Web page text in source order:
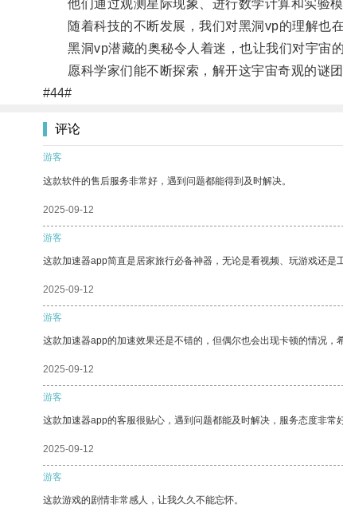
他们通过观测星际现象、进行数学计算和实验模
随着科技的不断发展，我们对黑洞vp的理解也在
黑洞vp潜藏的奥秘令人着迷，也让我们对宇宙的
愿科学家们能不断探索，解开这宇宙奇观的谜团
#44#
评论
游客
这款软件的售后服务非常好，遇到问题都能得到及时解决。
2025-09-12
游客
这款加速器app简直是居家旅行必备神器，无论是看视频、玩游戏还是
2025-09-12
游客
这款加速器app的加速效果还是不错的，但偶尔也会出现卡顿的情况，
2025-09-12
游客
这款加速器app的客服很贴心，遇到问题都能及时解决，服务态度非常好
2025-09-12
游客
这款游戏的剧情非常感人，让我久久不能忘怀。